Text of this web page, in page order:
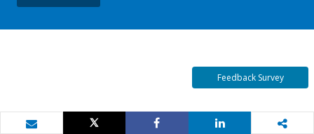
Feedback Survey